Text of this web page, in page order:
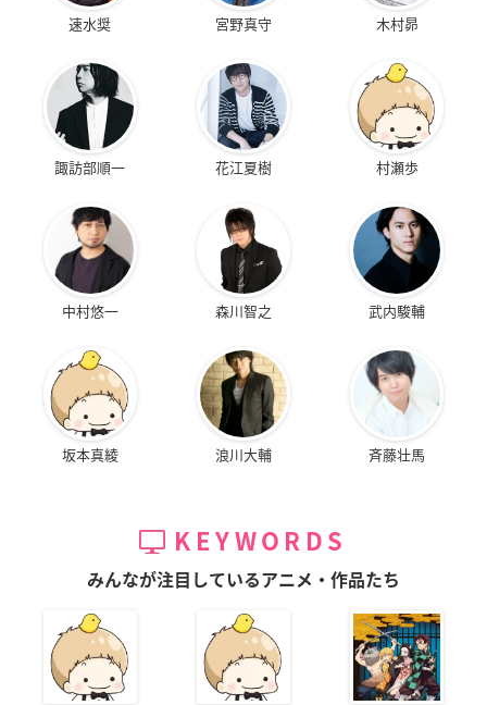
速水奨 宮野真守 木村昴
諏訪部順一 花江夏樹 村瀬歩
中村悠一 森川智之 武内駿輔
坂本真綾 浪川大輔 斉藤壮馬
KEYWORDS
みんなが注目しているアニメ・作品たち